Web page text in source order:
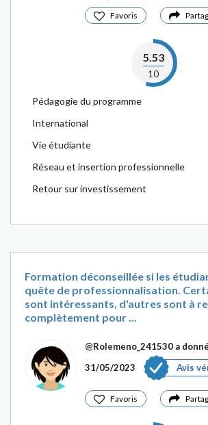
Favoris
5.53
10
Pédagogie du programme
International
Vie étudiante
Réseau et insertion professionnelle
Retour sur investissement
Formation déconseillée si les
quête de professionnalisation.
sont intéressants, d'autres sont à
complètement pour ...
@Rolemeno_241530 a
31/05/2023
Avis
Favoris